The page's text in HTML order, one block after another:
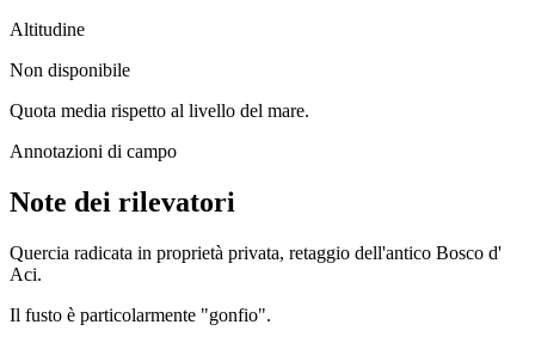
Altitudine
Non disponibile
Quota media rispetto al livello del mare.
Annotazioni di campo
Note dei rilevatori
Quercia radicata in proprietà privata, retaggio dell'antico Bosco d'
Aci.
Il fusto è particolarmente "gonfio".